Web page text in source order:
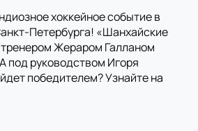
хоккейное событие в
Петербурга! «Шанхайские
Жераром Галланом
под руководством Игоря
победителем? Узнайте на